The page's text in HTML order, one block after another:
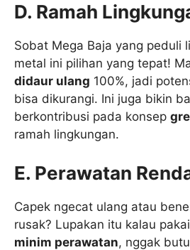
D. Ramah
Sobat Mega Baja yang peduli
metal ini pilihan yang tepat!
didaur ulang 100%, jadi
bisa dikurangi. Ini juga bikin
berkontribusi pada konsep
ramah lingkungan.
E. Perawatan
Capek ngecat ulang atau
rusak? Lupakan itu kalau
minim perawatan, nggak